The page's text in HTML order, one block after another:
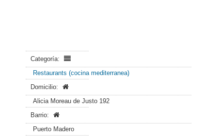
Categoría:
Restaurants (cocina mediterranea)
Domicilio:
Alicia Moreau de Justo 192
Barrio:
Puerto Madero